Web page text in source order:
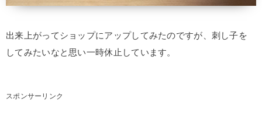
出来上がってショップにアップしてみたのですが、刺し子を
してみたいなと思い一時休止しています。
スポンサーリンク